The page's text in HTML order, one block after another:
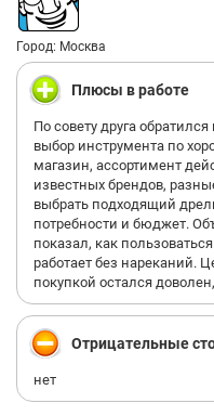
Город: Москва
Плюсы в работе
По совету друга
выбор инструмента по
магазин, ассортимент
известных брендов,
выбрать подходящий
потребности и бюджет.
показал, как
работает без нареканий.
покупкой остался
Отрицательные
нет